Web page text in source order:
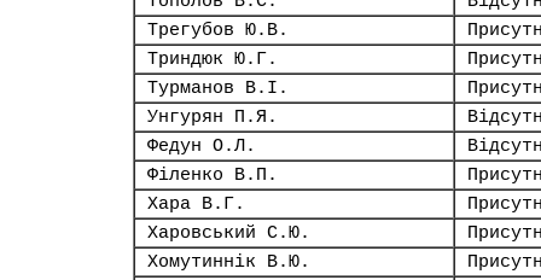
Трегубов Ю.В.
Триндюк Ю.Г.
Турманов В.І.
Унгурян П.Я.
Федун О.Л.
Філенко В.П.
Хара В.Г.
Харовський С.Ю.
Хомутиннік В.Ю.